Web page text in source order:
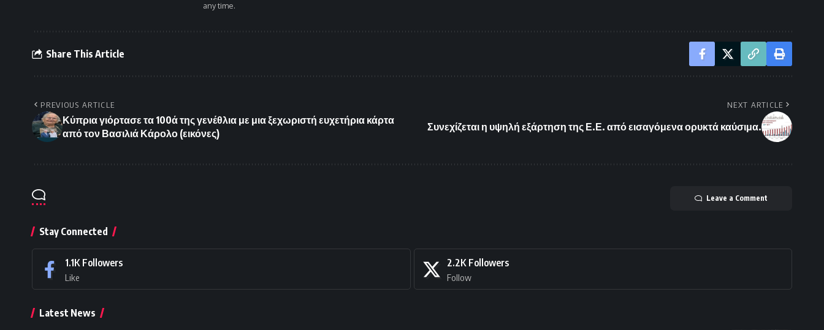
any time.
Share This Article
PREVIOUS ARTICLE
Κύπρια γιόρτασε τα 100ά της γενέθλια με μια ξεχωριστή ευχετήρια κάρτα
από τον Βασιλιά Κάρολο (εικόνες)
NEXT ARTICLE
Συνεχίζεται η υψηλή εξάρτηση της Ε.Ε. από εισαγόμενα ορυκτά καύσιμα.
Leave a Comment
Stay Connected
1.1K Followers
Like
2.2K Followers
Follow
Latest News